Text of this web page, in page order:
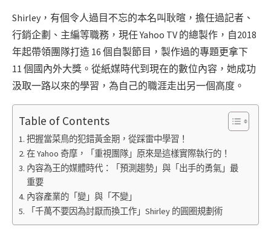
Shirley，有個令人過目不忘的本名叫耿暄，擔任過記者、
行銷企劃、主編等職務，現任 Yahoo TV 的總製作，自2018
年起帶領團隊打造 16 個自製節目，製作過的專題更拿下
11 個國內外大獎。從紙媒時代到現在的數位內容，她成功
汲取一路以來的學習，為自己的職涯走出另一個高度。
Table of Contents
把握當菜鳥的犯錯黃金期，從踩雷中學習！
在 Yahoo 奇摩，「重視團隊」原來是這樣實際執行的！
內容為王的媒體時代：「預測趨勢」與「出手的勇氣」最
重要
內容產業的「變」與「不變」
「千萬不要因為討厭而換工作」Shirley 的圓圈規劃術